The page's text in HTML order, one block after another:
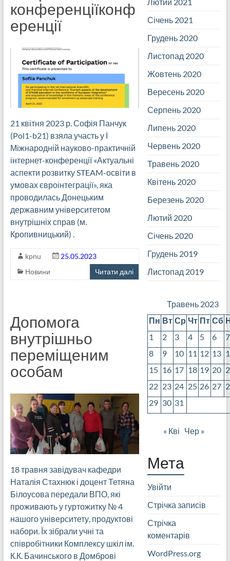
конференціїконф
еренції
21 квітня 2023 р. Софія Панчук
(Pol1-b21) взяла участь у І
Міжнародній науково-практичній
інтернет-конференції «Актуальні
аспекти розвитку STEAM-освіти в
умовах євроінтеграції», яка
проводилась Донецьким
державним університетом
внутрішніх справ (м.
Кропивницький) .
kpnu
25.05.2023
Новини
Читати далі
Допомога
внутрішньо
переміщеним
особам
18 травня завідувач кафедри
Наталія Стахнюк і доцент Тетяна
Білоусова передали ВПО, які
проживають у гуртожитку № 4
нашого університету, продуктові
набори. Їх зібрали учні та
співробітники Комплексу шкіл ім.
К.К. Бачинського в Домброві
Січень 2021
Грудень 2020
Листопад 2020
Жовтень 2020
Вересень 2020
Серпень 2020
Липень 2020
Червень 2020
Травень 2020
Квітень 2020
Березень 2020
Лютий 2020
Січень 2020
Грудень 2019
Листопад 2019
Травень 2023
Пн Вт Ср Чт Пт Сб
1
2 3 4 5 6
7
8
9 10 11 12 13
15 16 17 18 19 20
22 23 24 25 26 27
29 30 31
« Кві Чер »
Мета
Увійти
Стрічка записів
Стрічка
коментарів
WordPress.org